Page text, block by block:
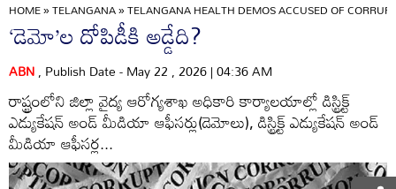
HOME»TELANGANA»TELANGANA HEALTH DEMOS ACCUSED OF
‘డెమో’ల దోపిడీకి అడ్డేది?
ABN, Publish Date - May 22 , 2026 | 04:36 AM
రాష్ట్రంలోని జిల్లా వైద్య ఆరోగ్యశాఖ అధికారి కార్యాలయాల్లో డిస్ట్రిక్ట్‌
ఎడ్యుకేషన్‌ అండ్‌ మీడియా ఆఫీసర్లు(డెమోలు), డిస్ట్రిక్ట్‌ ఎడ్యుకేషన్‌ అండ్‌
మీడియా ఆఫీసర్ల...